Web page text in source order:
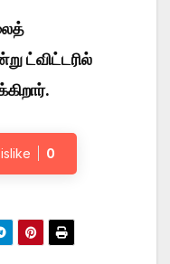
ட்விட்டரில்
0